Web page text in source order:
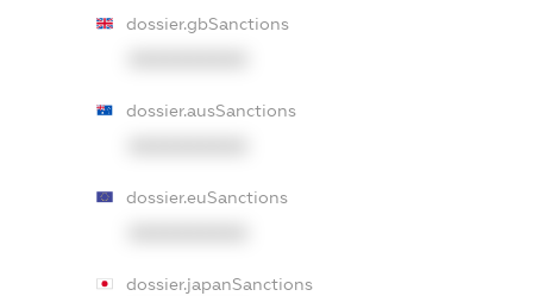
dossier.gbSanctions
dossier.ausSanctions
dossier.euSanctions
dossier.japanSanctions